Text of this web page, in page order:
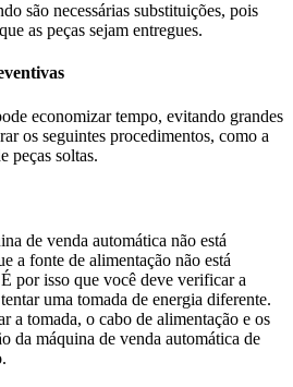
são necessárias substituições, pois
as peças sejam entregues.
economizar tempo, evitando grandes
os seguintes procedimentos, como a
peças soltas.
de venda automática não está
a fonte de alimentação não está
por isso que você deve verificar a
uma tomada de energia diferente.
a tomada, o cabo de alimentação e os
da máquina de venda automática de